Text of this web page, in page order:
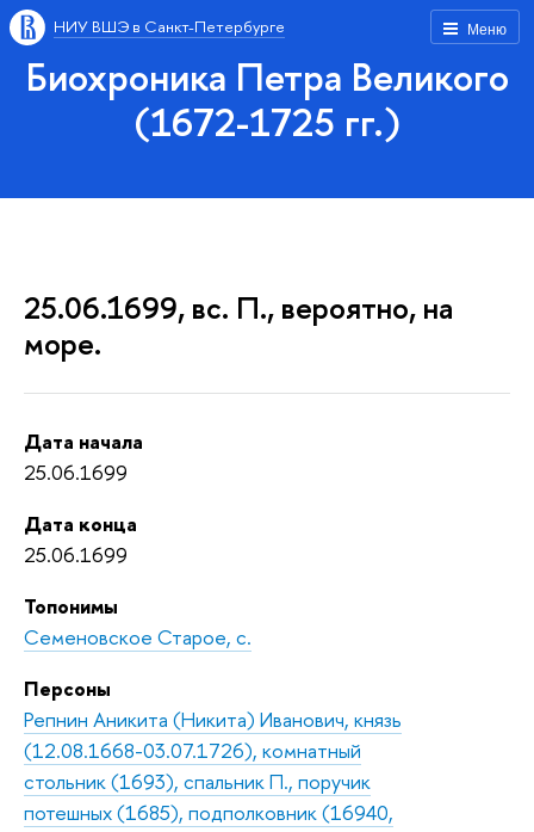
Меню
НИУ ВШЭ в Санкт-Петербурге
Биохроника Петра Великого
(1672-1725 гг.)
25.06.1699, вс. П., вероятно, на
море.
Дата начала
25.06.1699
Дата конца
25.06.1699
Топонимы
Семеновское Старое, с.
Персоны
Репнин Аникита (Никита) Иванович, князь
(12.08.1668-03.07.1726), комнатный
стольник (1693), спальник П., поручик
потешных (1685), подполковник (16940,